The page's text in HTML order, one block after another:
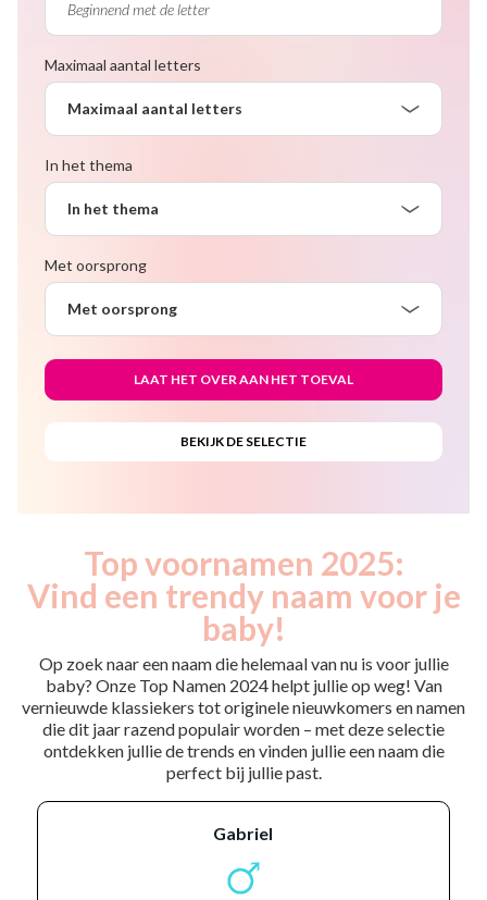
Maximaal aantal letters
Maximaal aantal letters
In het thema
In het thema
Met oorsprong
Met oorsprong
Top voornamen 2025:
Vind een trendy naam voor je
baby!
Op zoek naar een naam die helemaal van nu is voor jullie
baby? Onze Top Namen 2024 helpt jullie op weg! Van
vernieuwde klassiekers tot originele nieuwkomers en namen
die dit jaar razend populair worden – met deze selectie
ontdekken jullie de trends en vinden jullie een naam die
perfect bij jullie past.
gabriel